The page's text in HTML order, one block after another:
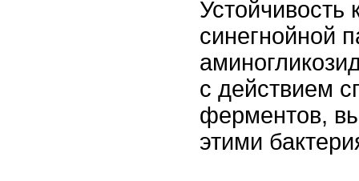
Устойчивость
синегнойной
с действием
ферментов,
этими